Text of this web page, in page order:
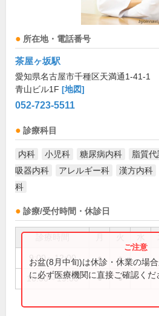
所在地・電話番号
茶屋ヶ坂駅
愛知県名古屋市千種区天満通1-41-1
青山ビル1F [地図]
052-723-5511
診療科目
内科 小児科 糖尿病内科 脂質
吸器内科
アレルギー科 漢方内科
科
診療/受付時間・休診日
9:00～12:00 ● ●
16:00～19:00 ● ●
お盆(8月中旬)は休診・休業の場
に必ず医療機関に直接ご確認くだ